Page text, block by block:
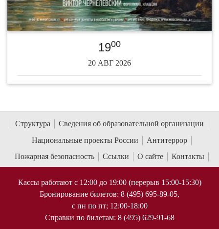
1900
20 АВГ 2026
Структура
Сведения об образовательной организации
Национальные проекты России
Антитеррор
Пожарная безопасность
Ссылки О сайте Контакты
Кассы работают с 12:00 до 19:00 (перерыв 15:00-15:30)
Бронирование билетов: 8 (495) 695-89-05,
с пн по пт; 12:00-18:00
Справки по билетам: 8 (495) 629-91-68